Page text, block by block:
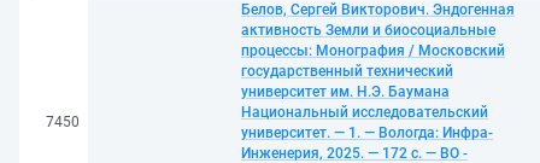
7450
Белов, Сергей Викторович. Эндогенная
активность Земли и биосоциальные
процессы: Монография / Московский
государственный технический
университет им. Н.Э. Баумана
Национальный исследовательский
университет. — 1. — Вологда: Инфра-
Инженерия, 2025. — 172 с. — ВО -